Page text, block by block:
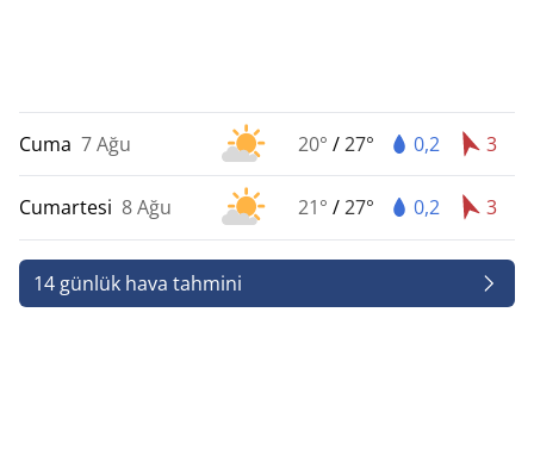
Cuma 7 Ağu 20° /27° 0,2 3
Cumartesi 8 Ağu 21° /27° 0,2 3
14 günlük hava tahmini